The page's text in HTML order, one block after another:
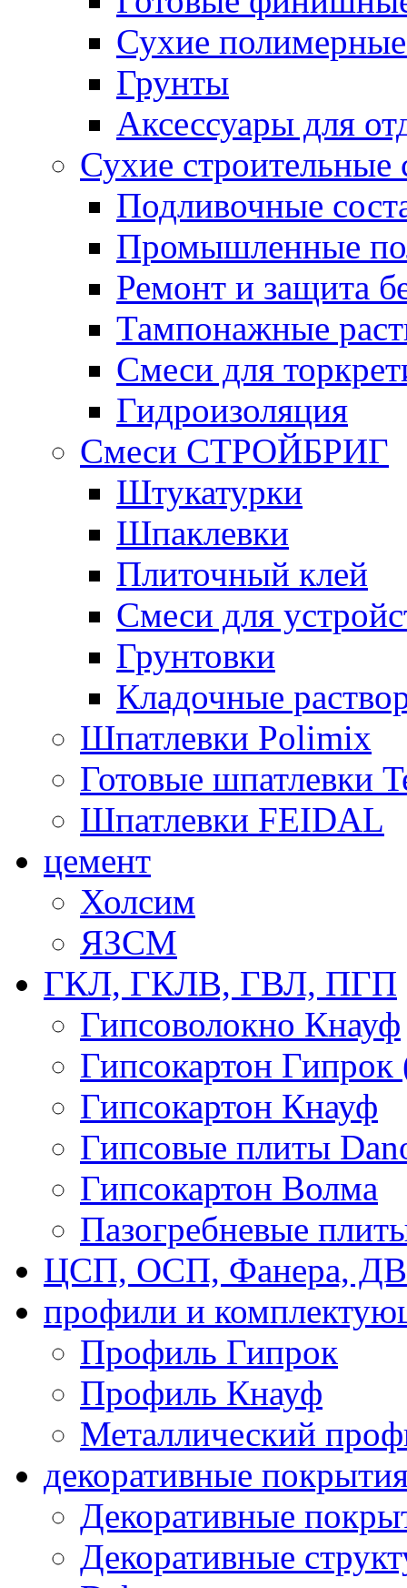
Сухие
Грунты
Аксессуары для
Сухие строительные
Подливочные
Промышленные
Ремонт и защита
Тампонажные
Смеси для
Гидроизоляция
Смеси СТРОЙБРИГ
Штукатурки
Шпаклевки
Плиточный клей
Смеси для
Грунтовки
Кладочные
Шпатлевки Polimix
Готовые шпатлевки
Шпатлевки FEIDAL
цемент
Холсим
ЯЗCМ
ГКЛ, ГКЛВ, ГВЛ, ПГП
Гипсоволокно Кнауф
Гипсокартон Гипрок
Гипсокартон Кнауф
Гипсовые плиты
Гипсокартон Волма
Пазогребневые
ЦСП, ОСП, Фанера,
профили и
Профиль Гипрок
Профиль Кнауф
Металлический
декоративные
Декоративные
Декоративные